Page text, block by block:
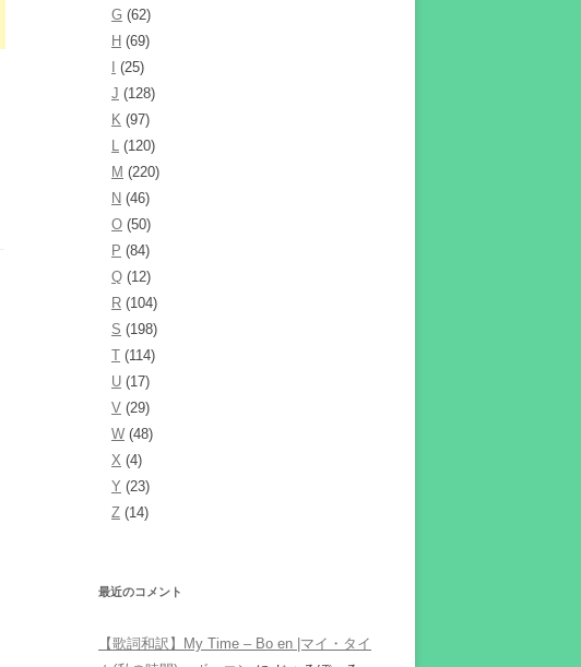
G (62)
H (69)
(25)
J (128)
K (97)
L (120)
M (220)
N (46)
O (50)
P (84)
Q (12)
R (104)
S (198)
T (114)
U (17)
V (29)
W (48)
X (4)
Y (23)
Z (14)
最近のコメント
【歌詞和訳】My Time – Bo en |マイ・タイ